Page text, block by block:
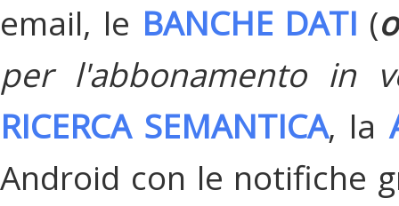
email, le BANCHE DATI (
per l'abbonamento in
RICERCA SEMANTICA, la
Android con le notifiche